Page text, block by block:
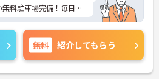
料駐車場完備！毎日の
度と、プライベートの
ます。
策ポイントなど、さら
、お気軽にご相談くだ
無料 紹介してもらう